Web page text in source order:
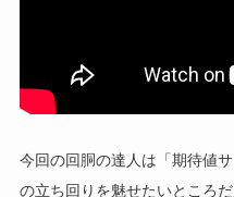
今回の回胴の達人は「期待値
の立ち回りを魅せたいところ